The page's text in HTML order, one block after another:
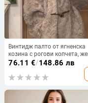
Винтидж палто от ягненска
козина с рогови копчета,
зимно пухено палто
76.11 €/148.86 лв